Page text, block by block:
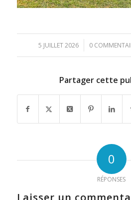
5 JUILLET 2026
/ 0 /
Partager cette
0
RÉPONSES